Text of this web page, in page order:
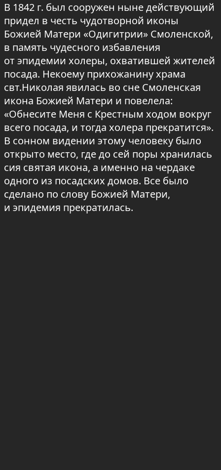
В 1842 г. был сооружен ныне действующий
придел в честь чудотворной иконы
Божией Матери «Одигитрии» Смоленской,
в память чудесного избавления
от эпидемии холеры, охватившей жителей
посада. Некоему прихожанину храма
свт.Николая явилась во сне Смоленская
икона Божией Матери и повелела:
«Обнесите Меня с Крестным ходом вокруг
всего посада, и тогда холера прекратится».
В сонном видении этому человеку было
открыто место, где до сей поры хранилась
сия святая икона, а именно на чердаке
одного из посадских домов. Все было
сделано по слову Божией Матери,
и эпидемия прекратилась.